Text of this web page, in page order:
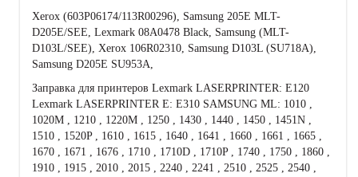
Xerox (603P06174/113R00296), Samsung 205E MLT-
D205E/SEE, Lexmark 08A0478 Black, Samsung (MLT-
D103L/SEE), Xerox 106R02310, Samsung D103L (SU718A),
Samsung D205E SU953A,
Заправка для принтеров Lexmark LASERPRINTER: E120
Lexmark LASERPRINTER E: E310 SAMSUNG ML: 1010 ,
1020M , 1210 , 1220M , 1250 , 1430 , 1440 , 1450 , 1451N ,
1510 , 1520P , 1610 , 1615 , 1640 , 1641 , 1660 , 1661 , 1665 ,
1670 , 1671 , 1676 , 1710 , 1710D , 1710P , 1740 , 1750 , 1860 ,
1910 , 1915 , 2010 , 2015 , 2240 , 2241 , 2510 , 2525 , 2540 ,